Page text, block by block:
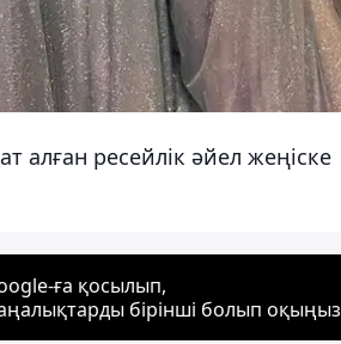
алған ресейлік әйел жеңіске
ға қосылып,
бірінші болып оқыңыз